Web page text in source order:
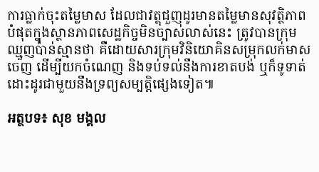
ការធ្លាក់ចុះតម្លៃមាស ដែលជាវត្ថុជួញដូរមានតម្លៃមានសុវត្ថិភាព
បំផុតក្នុងស្ថានភាពសេដ្ឋកិច្ចមិនច្បាស់លាស់នេះ ត្រូវបានក្រុម
ឈ្មួញប៉ាន់ស្មានថា គឺដោយសារក្រុមវិនិយោគិនសម្រុកលក់មាស
ចេញ ដើម្បីយកចំណេញ និងទប់ទល់នឹងការខាតបង់ ឬក៏ទូទាត់
ដោះដូរជាមួយនឹងទ្រព្យសម្បត្តិផ្សេងទៀត៕
អត្ថបទ៖ សុខ មង្គល